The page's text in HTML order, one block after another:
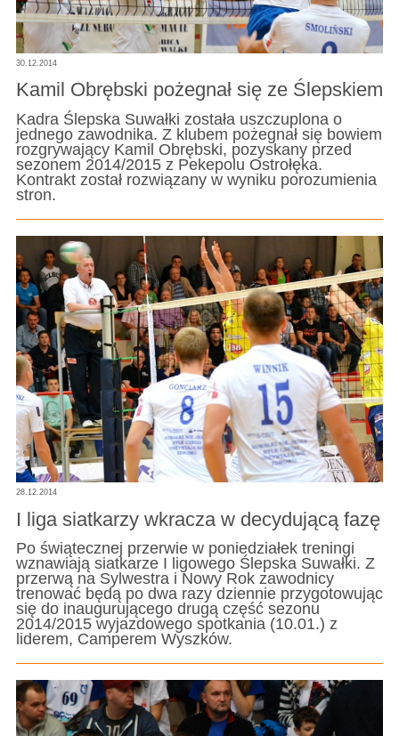
30.12.2014
Kamil Obrębski pożegnał się ze Ślepskiem
Kadra Ślepska Suwałki została uszczuplona o
jednego zawodnika. Z klubem pożegnał się bowiem
rozgrywający Kamil Obrębski, pozyskany przed
sezonem 2014/2015 z Pekepolu Ostrołęka.
Kontrakt został rozwiązany w wyniku porozumienia
stron.
28.12.2014
I liga siatkarzy wkracza w decydującą fazę
Po świątecznej przerwie w poniedziałek treningi
wznawiają siatkarze I ligowego Ślepska Suwałki. Z
przerwą na Sylwestra i Nowy Rok zawodnicy
trenować będą po dwa razy dziennie przygotowując
się do inaugurującego drugą część sezonu
2014/2015 wyjazdowego spotkania (10.01.) z
liderem, Camperem Wyszków.